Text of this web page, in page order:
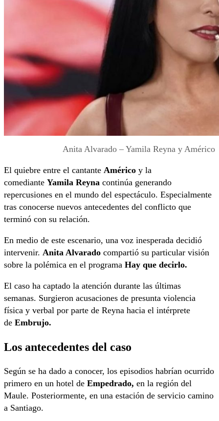
Anita Alvarado – Yamila Reyna y Américo
El quiebre entre el cantante Américo y la
comediante Yamila Reyna continúa generando
repercusiones en el mundo del espectáculo. Especialmente
tras conocerse nuevos antecedentes del conflicto que
terminó con su relación.
En medio de este escenario, una voz inesperada decidió
intervenir. Anita Alvarado compartió su particular visión
sobre la polémica en el programa Hay que decirlo.
El caso ha captado la atención durante las últimas
semanas. Surgieron acusaciones de presunta violencia
física y verbal por parte de Reyna hacia el intérprete
de Embrujo.
Los antecedentes del caso
Según se ha dado a conocer, los episodios habrían ocurrido
primero en un hotel de Empedrado, en la región del
Maule. Posteriormente, en una estación de servicio camino
a Santiago.